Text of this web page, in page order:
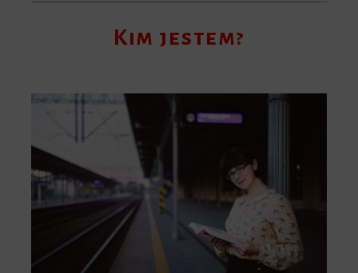
Kim jestem?